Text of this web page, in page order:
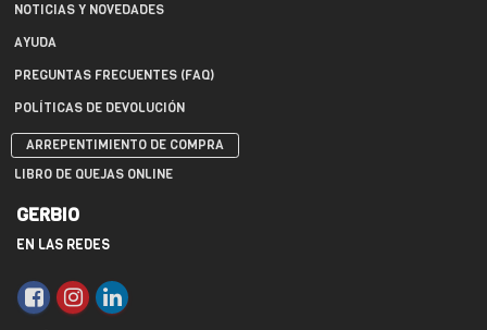
NOTICIAS Y NOVEDADES
AYUDA
PREGUNTAS FRECUENTES (FAQ)
POLÍTICAS DE DEVOLUCIÓN
ARREPENTIMIENTO DE COMPRA
LIBRO DE QUEJAS ONLINE
GERBIO
EN LAS REDES